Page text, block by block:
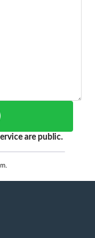
are public.